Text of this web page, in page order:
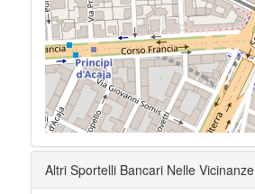
Altri Sportelli Bancari Nelle Vicinanze